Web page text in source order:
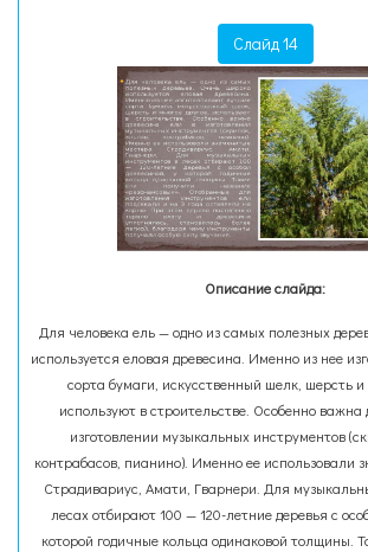
Слайд 14
Описание слайда:
Для человека ель — одно из самых полезных
используется еловая древесина. Именно из нее
сорта бумаги, искусственный шелк, шерсть и
используют в строительстве. Особенно важна
изготовлении музыкальных инструментов
контрабасов, пианино). Именно ее использовали
Страдивариус, Амати, Гварнери. Для
лесах отбирают 100 — 120-летние деревья с
которой годичные кольца одинаковой толщины.